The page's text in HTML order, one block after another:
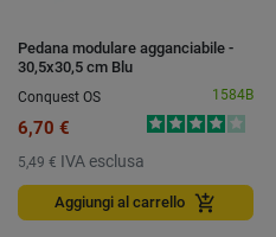
Pedana modulare agganciabile -
30,5x30,5 cm Blu
Conquest OS
1584B
6,70 €
5,49 € IVA esclusa
Aggiungi al carrello add_shopping_cart